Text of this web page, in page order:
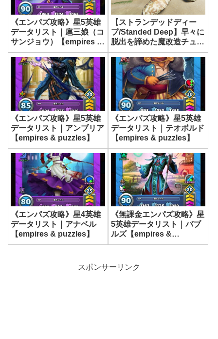
《エンパズ攻略》星5英雄
データリスト｜扈三娘（コ
サンジョウ）【empires &
puzzles】
【ストランデッドディー
プ/Standed Deep】早々に
脱出を諦めた魔改造チュー
トリアル島【32日目】
《エンパズ攻略》星5英雄
データリスト｜アンブリア
【empires & puzzles】
《エンパズ攻略》星5英雄
データリスト｜テオボルド
【empires & puzzles】
《エンパズ攻略》星4英雄
データリスト｜アナベル
【empires & puzzles】
《無課金エンパズ攻略》星
5英雄データリスト｜バブ
ルズ【empires &
puzzles】
スポンサーリンク